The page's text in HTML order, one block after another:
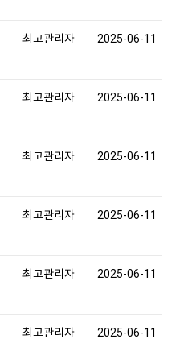
최고관리자 2025-06-11
최고관리자 2025-06-11
최고관리자 2025-06-11
최고관리자 2025-06-11
최고관리자 2025-06-11
최고관리자 2025-06-11